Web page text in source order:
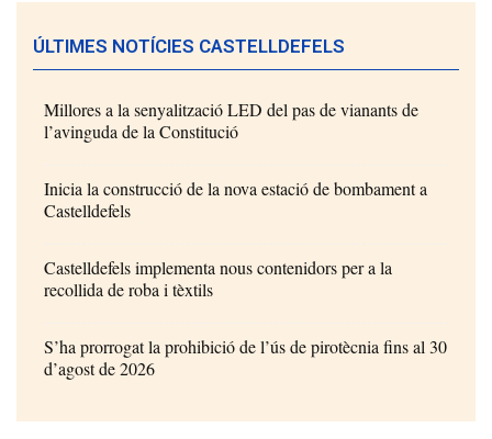
ÚLTIMES NOTÍCIES CASTELLDEFELS
Millores a la senyalització LED del pas de vianants de
l’avinguda de la Constitució
Inicia la construcció de la nova estació de bombament a
Castelldefels
Castelldefels implementa nous contenidors per a la
recollida de roba i tèxtils
S’ha prorrogat la prohibició de l’ús de pirotècnia fins al 30
d’agost de 2026